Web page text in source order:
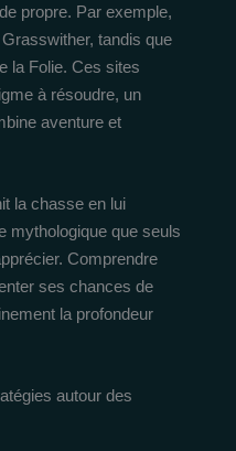
propre. Par exemple,
tandis que
la Folie. Ces sites
à résoudre, un
aventure et
la chasse en lui
mythologique que seuls
Comprendre
ses chances de
la profondeur
autour des